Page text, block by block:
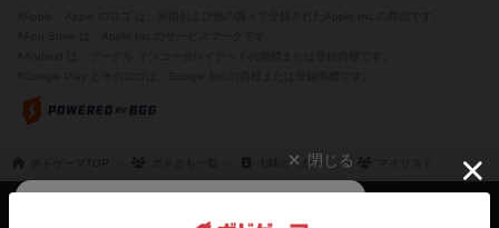
七味とうがらし
閉じる
ボードゲームのプレイ履歴を記録し